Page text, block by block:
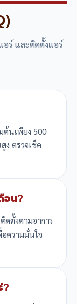
อร์ และติดตั้งแอร์
ต้นเพียง 500
ง ตรวจเช็ค
อน?
ดตั้งตามอาการ
ความมั่นใจ
?